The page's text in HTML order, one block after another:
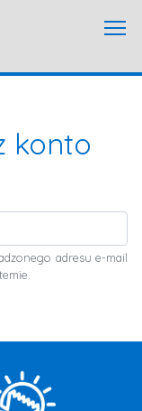
konto
adresu e-mail